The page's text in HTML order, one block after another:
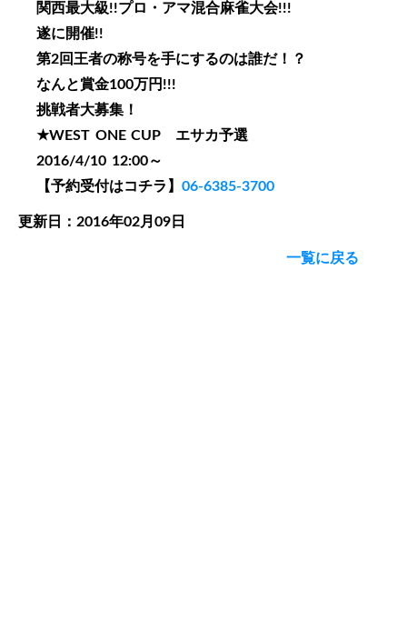
関西最大級!!プロ・アマ混合麻雀大会!!!
遂に開催!!
第2回王者の称号を手にするのは誰だ！？
なんと賞金100万円!!!
挑戦者大募集！
★WEST ONE CUP エサカ予選
2016/4/10 12:00～
【予約受付はコチラ】 06-6385-3700
更新日：2016年02月09日
一覧に戻る